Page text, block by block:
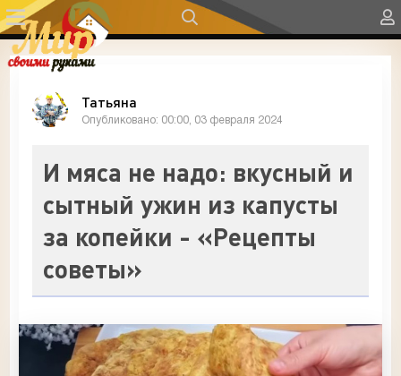
Татьяна
Опубликовано: 00:00, 03 февраля 2024
И мяса не надо: вкусный и
сытный ужин из капусты
за копейки - «Рецепты
советы»